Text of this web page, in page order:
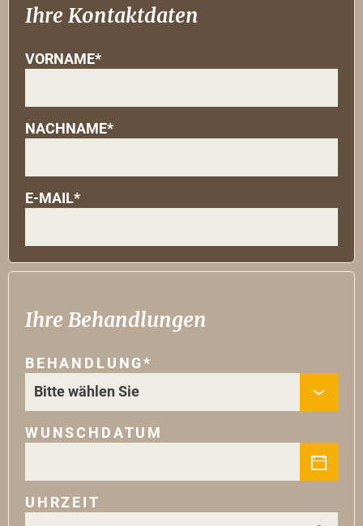
Ihre Kontaktdaten
VORNAME*
NACHNAME*
E-MAIL*
Ihre Behandlungen
BEHANDLUNG*
WUNSCHDATUM
UHRZEIT